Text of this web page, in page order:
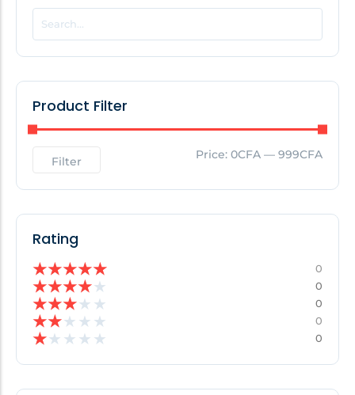
POPULAR THIS WEEK
No Posts Found!
No Posts Found!
Product Filter
Filter Price: 0CFA — 999CFA
Rating
★★★★★ 0
★★★★★ 0
★★★★ ★ 0
★★★ ★ ★ 0
★★ ★ ★ ★ 0